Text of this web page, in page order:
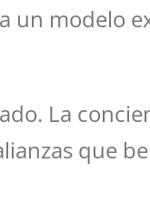
un modelo
La
que